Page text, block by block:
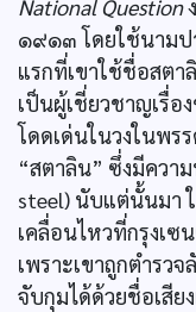
National Question
๑๙๑๓ โดยใช้นามป
แรกที่เขาใช้ชื่อสตา
เป็นผู้เชี่ยวชาญเรื่
โดดเด่นในวงในพร
“สตาลิน” ซึ่งมีควา
steel) นับแต่นั้นมา
เคลื่อนไหวที่กรุงเซ
เพราะเขาถูกตำรว
จับกุมได้ด้วยชื่อเสีย